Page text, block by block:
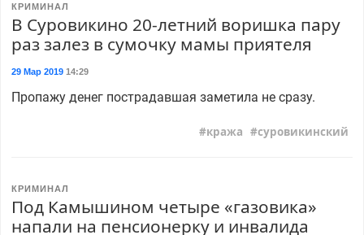
КРИМИНАЛ
В Суровикино 20-летний воришка пару
раз залез в сумочку мамы приятеля
29 Мар 201914:29
Пропажу денег пострадавшая заметила не сразу.
кража суровикинский
КРИМИНАЛ
Под Камышином четыре «газовика»
напали на пенсионерку и инвалида